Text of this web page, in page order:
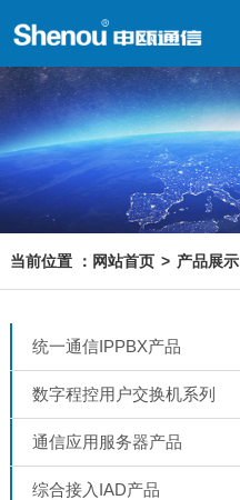
网站首页 产品展示
统一通信IPPBX产品
数字程控用户交换机系列
通信应用服务器产品
综合接入IAD产品